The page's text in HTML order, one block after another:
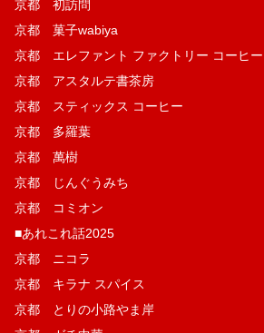
京都 初訪問
京都 菓子wabiya
京都 エレファント ファクトリー コーヒー
京都 アスタルテ書茶房
京都 スティックス コーヒー
京都 多羅葉
京都 萬樹
京都 じんぐうみち
京都 コミオン
■あれこれ話2025
京都 ニコラ
京都 キラナ スパイス
京都 とりの小路やま岸